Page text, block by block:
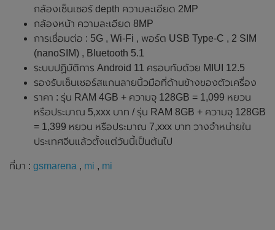
กล้องเซ็นเซอร์ depth ความละเอียด 2MP
กล้องหน้า ความละเอียด 8MP
การเชื่อมต่อ : 5G , Wi-Fi , พอร์ต USB Type-C , 2 SIM
(nanoSIM) , Bluetooth 5.1
ระบบปฏิบัติการ Android 11 ครอบทับด้วย MIUI 12.5
รองรับเซ็นเซอร์สแกนลายนิ้วมือที่ด้านข้างของตัวเครื่อง
ราคา : รุ่น RAM 4GB + ความจุ 128GB = 1,099 หยวน
หรือประมาณ 5,xxx บาท / รุ่น RAM 8GB + ความจุ 128GB
= 1,399 หยวน หรือประมาณ 7,xxx บาท วางจำหน่ายใน
ประเทศจีนแล้วตั้งแต่วันนี้เป็นต้นไป
ที่มา : gsmarena , mi , mi